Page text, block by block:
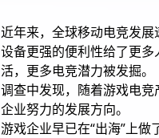
近年来，全球移动电竞发
设备更强的便利性给了更
活，更多电竞潜力被发掘。
调查中发现，随着游戏电
企业努力的发展方向。
游戏企业早已在“出海”上